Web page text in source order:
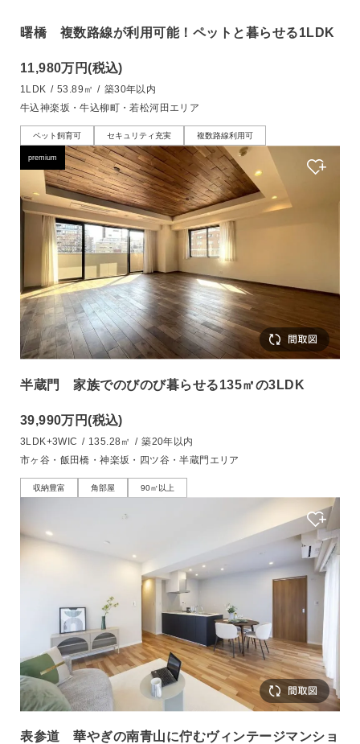
曙橋 複数路線が利用可能！ペットと暮らせる1LDK
11,980万円(税込)
1LDK / 53.89㎡ / 築30年以内
牛込神楽坂・牛込柳町・若松河田エリア
ペット飼育可 セキュリティ充実 複数路線利用可
premium
半蔵門 家族でのびのび暮らせる135㎡の3LDK
39,990万円(税込)
3LDK+3WIC / 135.28㎡ / 築20年以内
市ヶ谷・飯田橋・神楽坂・四ツ谷・半蔵門エリア
収納豊富 角部屋 90㎡以上
表参道 華やぎの南青山に佇むヴィンテージマンショ